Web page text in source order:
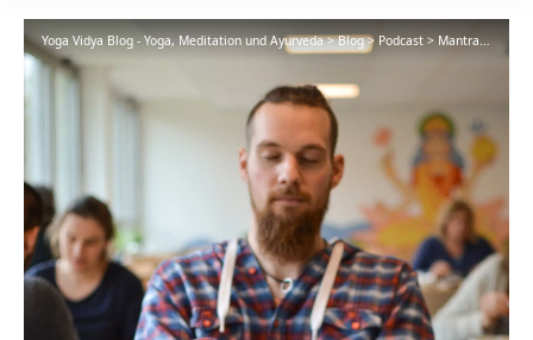
Yoga Vidya Blog - Yoga, Meditation und Ayurveda>Blog> Podcast > Mantra>Gebet